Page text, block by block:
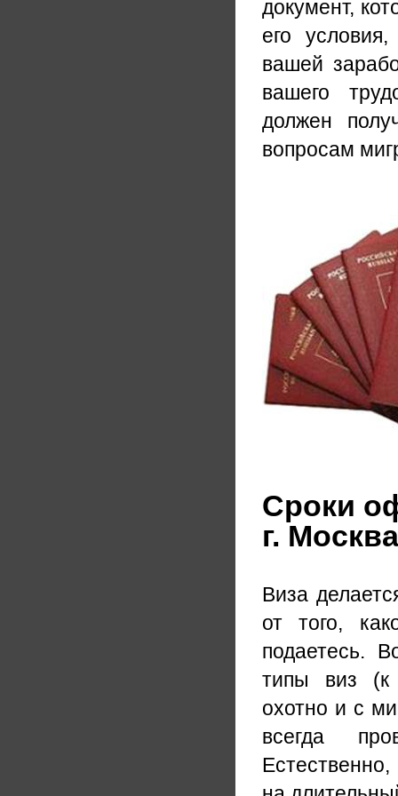
документ,
его
вашей
вашего
должен
вопросам
Сроки
г. Москва
Виза
от того,
подаетесь.
типы виз (к
охотно и с
всегда